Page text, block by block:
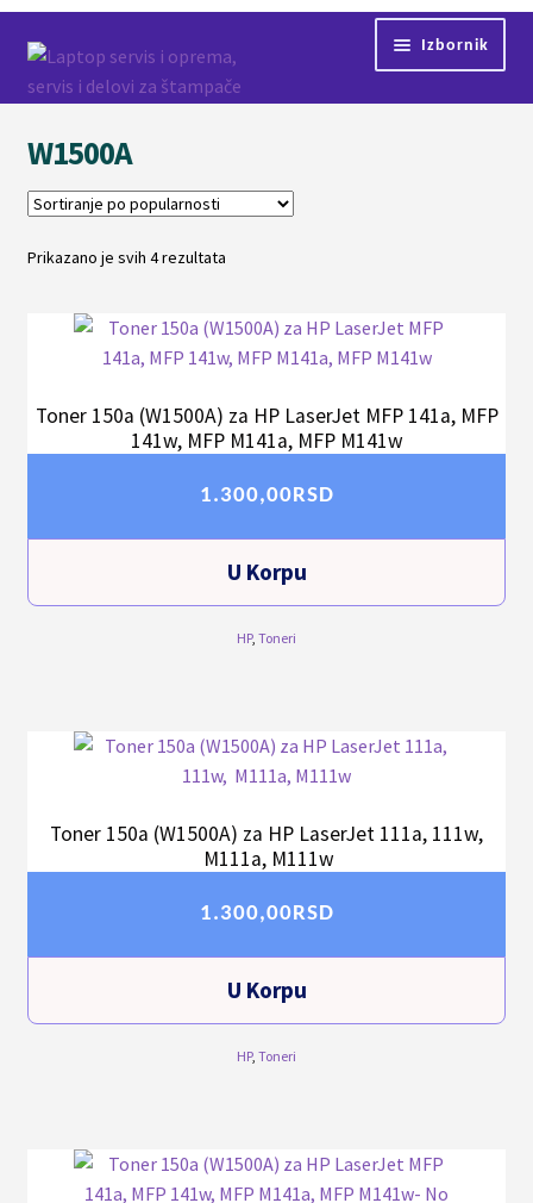
na
navigaciju
na
sadržaj
Izbornik
Početna
Servis
W1500A
Prikazano je svih 4 rezultataSortirano
Toner 150a (W1500A) za HP LaserJet MFP 141a, MFP
141w, MFP M141a, MFP M141w
1.300,00RSD
U Korpu
HP, Toneri
Toner 150a (W1500A) za HP LaserJet 111a, 111w,
M111a, M111w
1.300,00RSD
U Korpu
HP, Toneri